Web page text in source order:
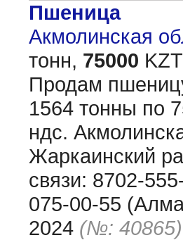
Пшеница
Акмолинская
тонн, 75000
Продам
1564 тонны по
ндс.
Жаркаинский
связи: 8702-
075-00-55
2024 (№: 40865)